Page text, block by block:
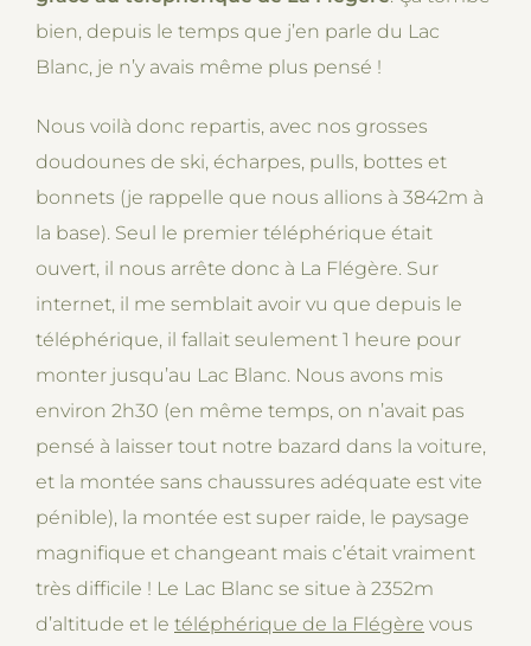
bien, depuis le temps que j’en parle du Lac
Blanc, je n’y avais même plus pensé !
Nous voilà donc repartis, avec nos grosses
doudounes de ski, écharpes, pulls, bottes et
bonnets (je rappelle que nous allions à 3842m à
la base). Seul le premier téléphérique était
ouvert, il nous arrête donc à La Flégère. Sur
internet, il me semblait avoir vu que depuis le
téléphérique, il fallait seulement 1 heure pour
monter jusqu’au Lac Blanc. Nous avons mis
environ 2h30 (en même temps, on n’avait pas
pensé à laisser tout notre bazard dans la voiture,
et la montée sans chaussures adéquate est vite
pénible), la montée est super raide, le paysage
magnifique et changeant mais c’était vraiment
très difficile ! Le Lac Blanc se situe à 2352m
d’altitude et le téléphérique de la Flégère vous